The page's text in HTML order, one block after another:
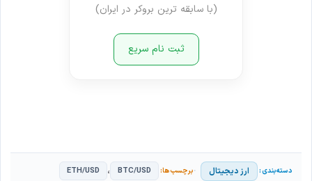
(با سابقه ترین بروکر در ایران)
ثبت نام سریع
ارز دیجیتال BTC/USD ، ETH/USD